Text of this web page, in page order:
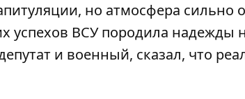
но атмосфера сильно
успехов ВСУ породила надежды
и военный, сказал, что